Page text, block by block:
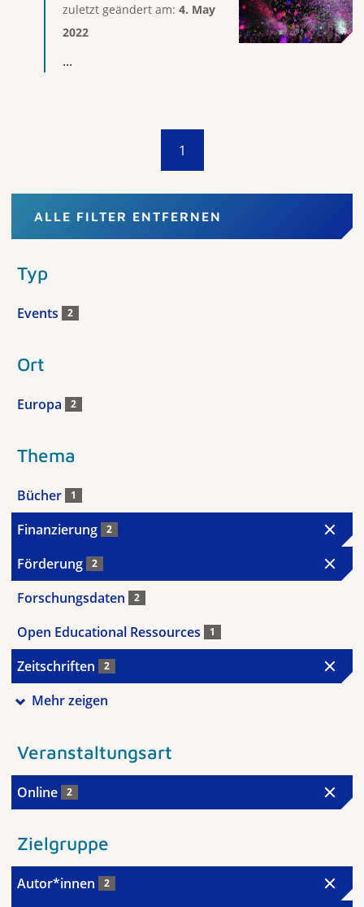
zuletzt geändert am: 4. May
2022
...
1
ALLE FILTER ENTFERNEN
Typ
Events 2
Ort
Europa 2
Thema
Bücher 1
Finanzierung 2
Förderung 2
Forschungsdaten 2
Open Educational Ressources 1
Zeitschriften 2
Mehr zeigen
Veranstaltungsart
Online 2
Zielgruppe
Autor*innen 2